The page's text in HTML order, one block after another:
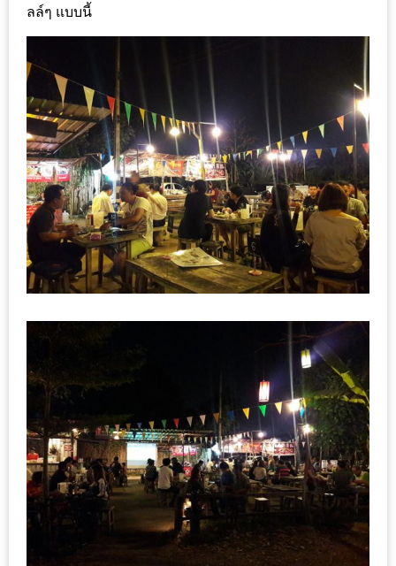
ไป
ลอง
ร้าน
อร่อย
ที่
ต้อง
มา
ลอง
ถนน
คน
วัน
CART
CHECKOUT
DRAFT
ลล์ๆ แบบนี้